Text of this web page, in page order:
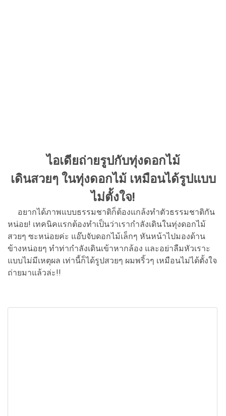
ไอเดียถ่ายรูปกับทุ่งดอกไม้
เดินสวยๆ ในทุ่งดอกไม้ เหมือนได้รูปแบบ
ไม่ตั้งใจ!
อยากได้ภาพแบบธรรมชาติก็ต้องแกล้งทำตัวธรรมชาติกัน
หน่อย! เทคนิคแรกต้องทำเป็นว่าเรากำลังเดินในทุ่งดอกไม้
สวยๆ ซะหน่อยค่ะ แอ๊บจับดอกไม้เล็กๆ หันหน้าไปมองด้าน
ข้างหน่อยๆ ทำท่ากำลังเดินเข้าหากล้อง และอย่าลืมหัวเราะ
แบบไม่มีเหตุผล เท่านี้ก็ได้รูปสวยๆ ผมพริ้วๆ เหมือนไม่ได้ตั้งใจ
ถ่ายมาแล้วล่ะ!!